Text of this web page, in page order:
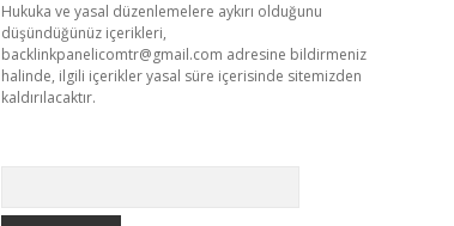
Hukuka ve yasal düzenlemelere aykırı olduğunu
düşündüğünüz içerikleri,
backlinkpanelicomtr@gmail.com adresine bildirmeniz
halinde, ilgili içerikler yasal süre içerisinde sitemizden
kaldırılacaktır.